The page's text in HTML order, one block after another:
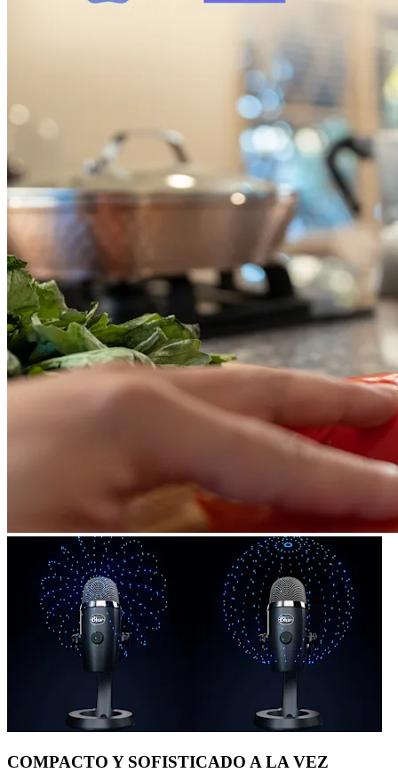
COMPACTO Y SOFISTICADO A LA VEZ